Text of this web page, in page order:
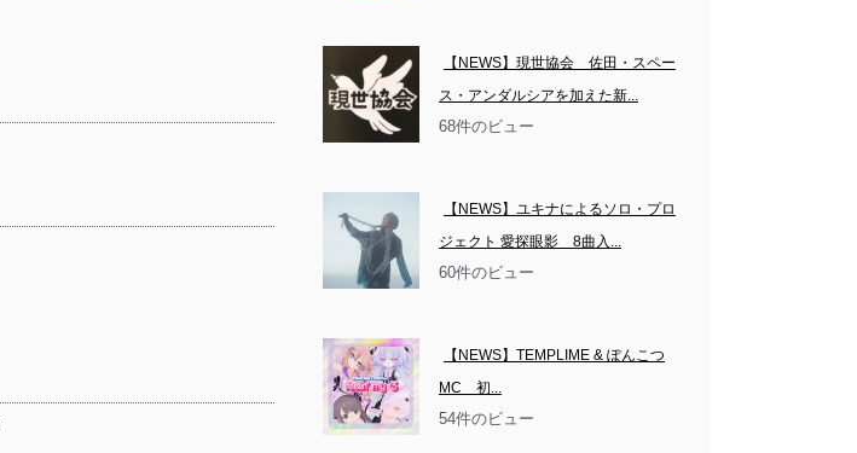
【NEWS】現世協会　佐田・スペー
ス・アンダルシアを加えた新...
68件のビュー
【NEWS】ユキナによるソロ・プロ
ジェクト 愛探眼影　8曲入...
60件のビュー
【NEWS】TEMPLIME & ぽんこつ
MC　初...
54件のビュー